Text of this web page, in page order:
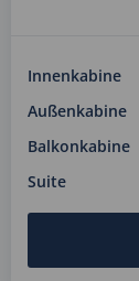
Innenkabine
Außenkabine
Balkonkabine
Suite